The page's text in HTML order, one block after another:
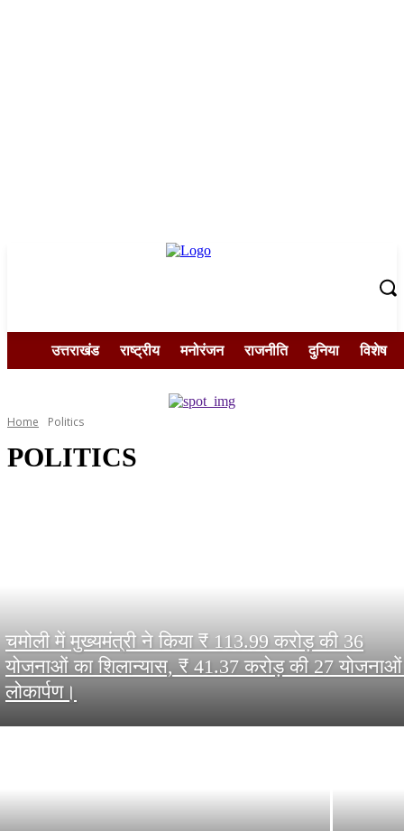
उत्तराखंड राष्ट्रीय मनोरंजन राजनीति दुनिया विशेष
Home Politics
POLITICS
चमोली में मुख्यमंत्री ने किया ₹ 113.99 करोड़ की 36
योजनाओं का शिलान्यास, ₹ 41.37 करोड़ की 27
लोकार्पण।